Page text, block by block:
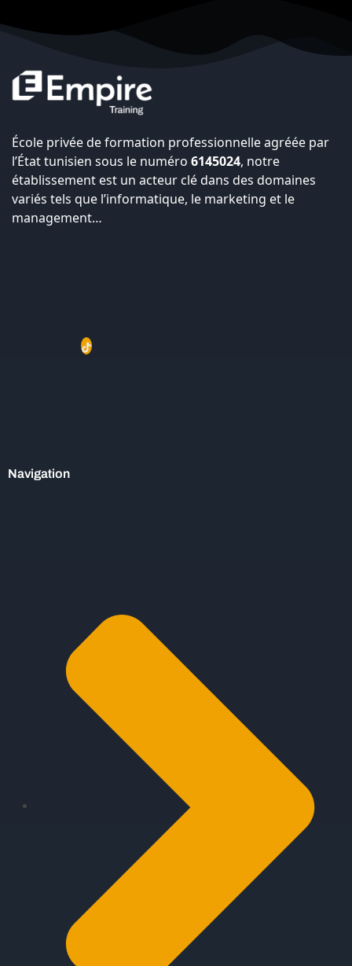
École privée de formation professionnelle agréée par
l’État tunisien sous le numéro 6145024, notre
établissement est un acteur clé dans des domaines
variés tels que l’informatique, le marketing et le
management…
Navigation